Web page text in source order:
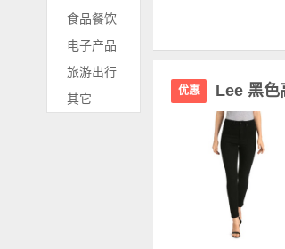
食品餐饮
电子产品
旅游出行
其它
优惠 Lee 黑色